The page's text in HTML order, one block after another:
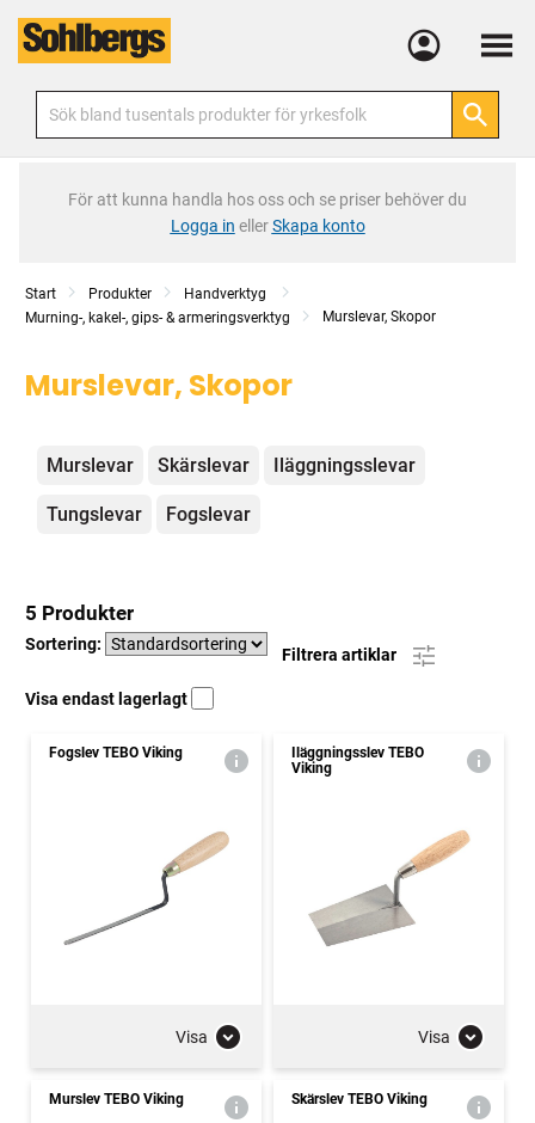
Meny
För att kunna handla hos oss och se priser behöver du
Logga in ellerSkapa konto
Start Produkter
Handverktyg
Murning-, kakel-, gips- & armeringsverktyg
Murslevar, Skopor
Murslevar, Skopor
Kategorier
Murslevar Skärslevar Iläggningsslevar
Tungslevar Fogslevar
5 Produkter
Sortering:
Filtrera artiklar
Visa endast lagerlagt
Fogslev TEBO Viking
Visa
Iläggningsslev TEBO
Viking
Visa
Murslev TEBO Viking Skärslev TEBO Viking